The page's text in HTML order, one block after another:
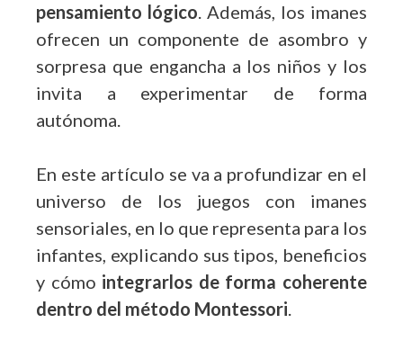
pensamiento lógico. Además, los imanes
ofrecen un componente de asombro y
sorpresa que engancha a los niños y los
invita a experimentar de forma
autónoma.
En este artículo se va a profundizar en el
universo de los juegos con imanes
sensoriales, en lo que representa para los
infantes, explicando sus tipos, beneficios
y cómo integrarlos de forma coherente
dentro del método Montessori.